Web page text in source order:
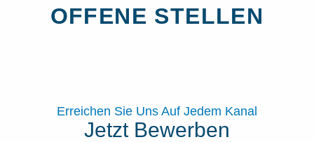
OFFENE STELLEN
Erreichen Sie Uns Auf Jedem Kanal
Jetzt Bewerben